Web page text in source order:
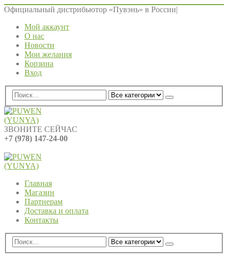
Официальный дистрибьютор «Пувэнь» в России|
Мой аккаунт
О нас
Новости
Мои желания
Корзина
Вход
ЗВОНИТЕ СЕЙЧАС
+7 (978) 147-24-00
Главная
Магазин
Партнерам
Доставка и оплата
Контакты